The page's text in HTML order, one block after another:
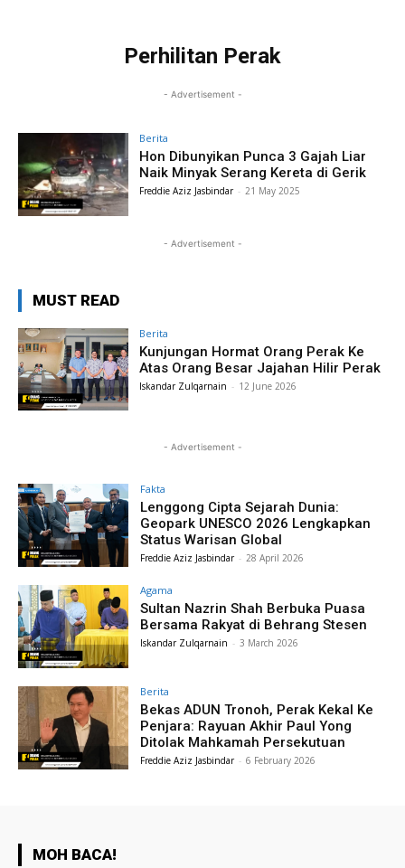
Perhilitan Perak
- Advertisement -
Berita
Hon Dibunyikan Punca 3 Gajah Liar
Naik Minyak Serang Kereta di Gerik
Freddie Aziz Jasbindar - 21 May 2025
- Advertisement -
MUST READ
Berita
Kunjungan Hormat Orang Perak Ke
Atas Orang Besar Jajahan Hilir Perak
Iskandar Zulqarnain - 12 June 2026
- Advertisement -
Fakta
Lenggong Cipta Sejarah Dunia:
Geopark UNESCO 2026 Lengkapkan
Status Warisan Global
Freddie Aziz Jasbindar - 28 April 2026
Agama
Sultan Nazrin Shah Berbuka Puasa
Bersama Rakyat di Behrang Stesen
Iskandar Zulqarnain - 3 March 2026
Berita
Bekas ADUN Tronoh, Perak Kekal Ke
Penjara: Rayuan Akhir Paul Yong
Ditolak Mahkamah Persekutuan
Freddie Aziz Jasbindar - 6 February 2026
MOH BACA!